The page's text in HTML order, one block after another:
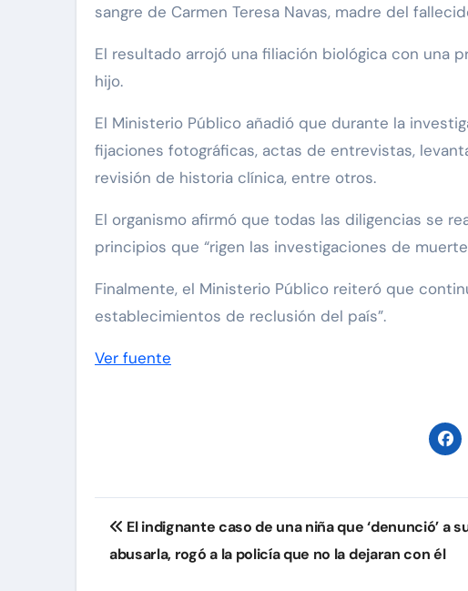
sangre de Carmen Teresa Navas, madre del
El resultado arrojó una filiación biológica con una
hijo.
El Ministerio Público añadió que durante la
fijaciones fotográficas, actas de entrevistas,
revisión de historia clínica, entre otros.
El organismo afirmó que todas las diligencias se
principios que “rigen las investigaciones de
Finalmente, el Ministerio Público reiteró que
establecimientos de reclusión del país”.
Ver fuente
Navegación
de
El indignante caso de una niña que ‘denunció’ a
abusarla, rogó a la policía que no la dejaran con él